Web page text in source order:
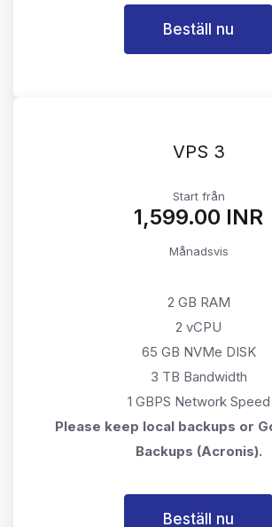
Beställ nu
VPS 3
Start från
₹1,599.00 INR
Månadsvis
2 GB RAM
2 vCPU
65 GB NVMe DISK
3 TB Bandwidth
1 GBPS Network Speed
Please keep local backups or
Backups (Acronis).
Beställ nu